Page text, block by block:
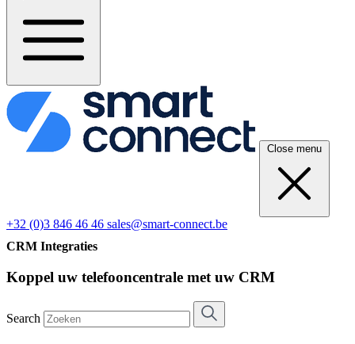
Close menu
+32 (0)3 846 46 46 sales@smart-connect.be
CRM Integraties
Koppel uw telefooncentrale met uw CRM
Search